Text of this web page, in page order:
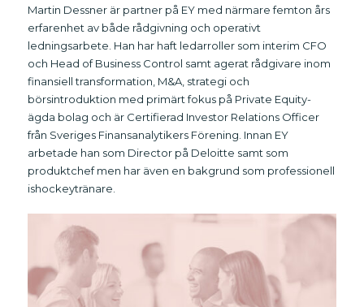
Martin Dessner är partner på EY med närmare femton års
erfarenhet av både rådgivning och operativt
ledningsarbete. Han har haft ledarroller som interim CFO
och Head of Business Control samt agerat rådgivare inom
finansiell transformation, M&A, strategi och
börsintroduktion med primärt fokus på Private Equity-
ägda bolag och är Certifierad Investor Relations Officer
från Sveriges Finansanalytikers Förening. Innan EY
arbetade han som Director på Deloitte samt som
produktchef men har även en bakgrund som professionell
ishockeytränare.